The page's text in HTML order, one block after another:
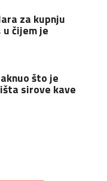
za kupnju
čijem je
što je
sirove kave